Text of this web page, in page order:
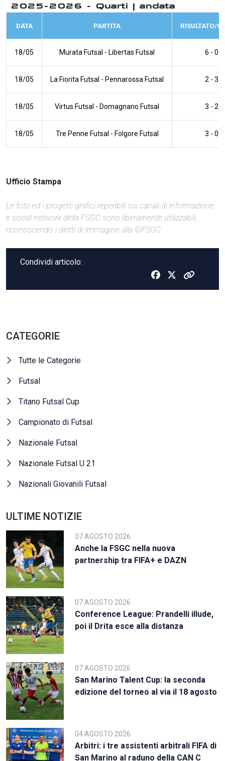
2025-2026 - Quarti | andata
DATA PARTITA RISULTATO/
18/05 Murata Futsal - Libertas Futsal 6 - 0
18/05 La Fiorita Futsal - Pennarossa Futsal 2 - 3
18/05 Virtus Futsal - Domagnano Futsal 3 - 2
18/05 Tre Penne Futsal - Folgore Futsal 3 - 0
Ufficio Stampa
Le foto ed i progetti grafici reperibili sui canali di informazione
e social network della FSGC sono liberamente utilizzabili,
riconoscendo i diritti di immagine alla ©FSGC
Condividi articolo:
CATEGORIE
Tutte le Categorie
Futsal
Titano Futsal Cup
Campionato di Futsal
Nazionale Futsal
Nazionale Futsal U 21
Nazionali Giovanili Futsal
ULTIME NOTIZIE
07 AGOSTO 2026
Anche la FSGC nella nuova
partnership tra FIFA+ e DAZN
07 AGOSTO 2026
Conference League: Prandelli illude,
poi il Drita esce alla distanza
07 AGOSTO 2026
San Marino Talent Cup: la seconda
edizione del torneo al via il 18 agosto
04 AGOSTO 2026
Arbitri: i tre assistenti arbitrali FIFA di
San Marino al raduno della CAN C